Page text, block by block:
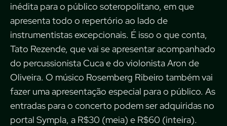
inédita para o público soteropolitano, em que
apresenta todo o repertório ao lado de
instrumentistas excepcionais. É isso o que conta,
Tato Rezende, que vai se apresentar acompanhado
do percussionista Cuca e do violonista Aron de
Oliveira. O músico Rosemberg Ribeiro também vai
fazer uma apresentação especial para o público. As
entradas para o concerto podem ser adquiridas no
portal Sympla, a R$30 (meia) e R$60 (inteira).